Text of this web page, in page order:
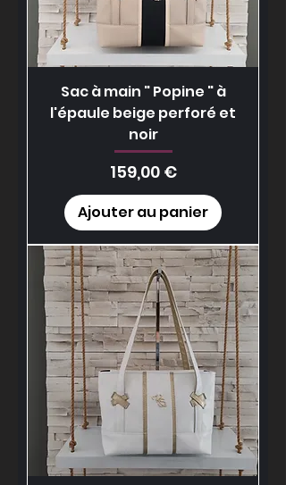
Sac à main " Popine " à
l'épaule beige perforé et
noir
Prix
159,00 €
Ajouter au panier